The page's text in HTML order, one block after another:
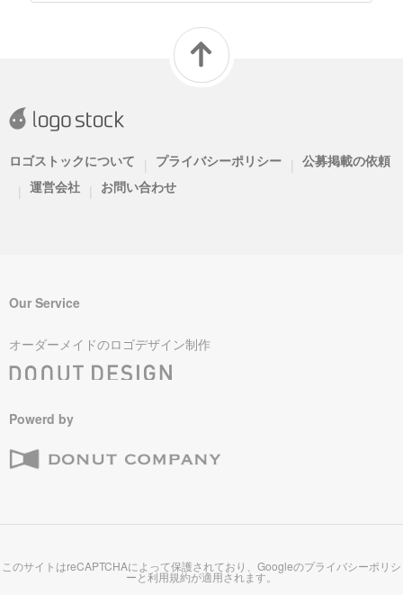
ロゴストックについて | プライバシーポリシー | 公募掲載の依頼
| 運営会社 | お問い合わせ
Our Service
オーダーメイドのロゴデザイン制作
Powerd by
このサイトはreCAPTCHAによって保護されており、Googleのプライバシーポリシ
ーと利用規約が適用されます。